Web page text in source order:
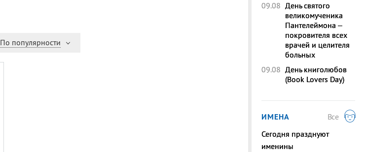
По популярности
09.08 День святого
великомученика
Пантелеймона –
покровителя всех
врачей и целителя
больных
09.08 День книголюбов
(Book Lovers Day)
ИМЕНА
Все
Сегодня празднуют
именины